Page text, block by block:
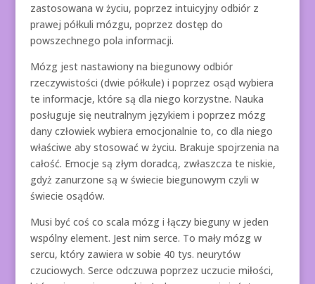
zastosowana w życiu, poprzez intuicyjny odbiór z
prawej półkuli mózgu, poprzez dostęp do
powszechnego pola informacji.
Mózg jest nastawiony na biegunowy odbiór
rzeczywistości (dwie półkule) i poprzez osąd wybiera
te informacje, które są dla niego korzystne. Nauka
posługuje się neutralnym językiem i poprzez mózg
dany człowiek wybiera emocjonalnie to, co dla niego
właściwe aby stosować w życiu. Brakuje spojrzenia na
całość. Emocje są złym doradcą, zwłaszcza te niskie,
gdyż zanurzone są w świecie biegunowym czyli w
świecie osądów.
Musi być coś co scala mózg i łączy bieguny w jeden
wspólny element. Jest nim serce. To mały mózg w
sercu, który zawiera w sobie 40 tys. neurytów
czuciowych. Serce odczuwa poprzez uczucie miłości,